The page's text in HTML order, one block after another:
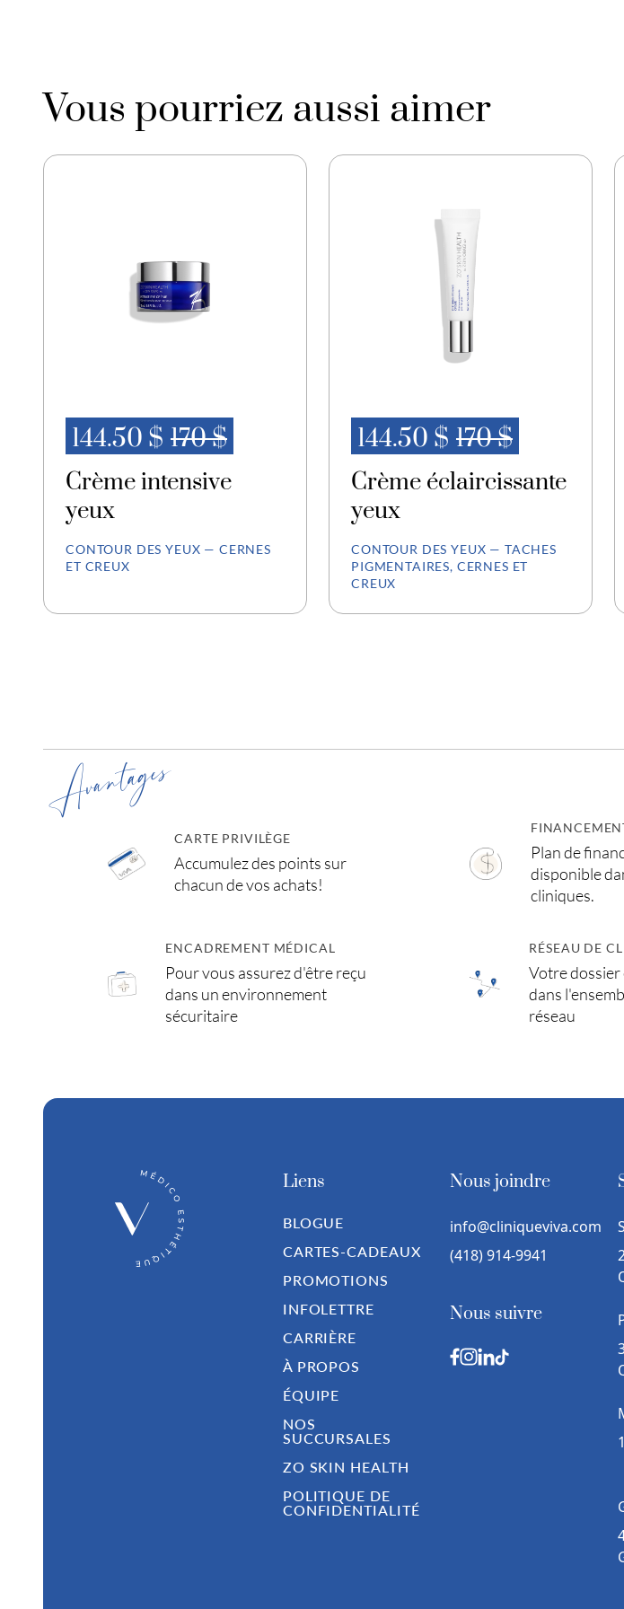
Vous pourriez aussi aimer
144.50 $ 170 $
Crème intensive
yeux
CONTOUR DES YEUX — CERNES
ET CREUX
144.50 $ 170 $
Crème éclaircissante
yeux
CONTOUR DES YEUX — TACHES
PIGMENTAIRES, CERNES ET
CREUX
Avantages
CARTE PRIVILÈGE
Accumulez des points sur
chacun de vos achats!
Plan de
disponible
cliniques.
ENCADREMENT MÉDICAL
Pour vous assurez d'être reçu
dans un environnement
sécuritaire
RÉSEAU DE
Votre dossier
dans
réseau
Liens
BLOGUE
CARTES-CADEAUX
PROMOTIONS
INFOLETTRE
CARRIÈRE
À PROPOS
ÉQUIPE
NOS
SUCCURSALES
ZO SKIN HEALTH
POLITIQUE DE
CONFIDENTIALITÉ
Nous joindre
info@cliniqueviva.com
(418) 914-9941
Nous suivre